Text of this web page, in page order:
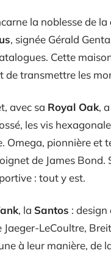
la noblesse de la
, signée Gérald
Cette
de transmettre les
avec sa Royal Oak,
les vis
Omega, pionnière et
de James
: tout y est.
, la Santos : design
Jaeger-LeCoultre,
à leur manière, de